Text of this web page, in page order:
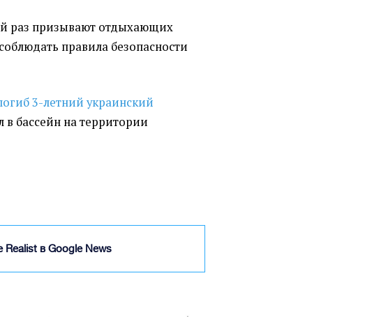
раз призывают отдыхающих
правила безопасности
3-летний украинский
в бассейн на территории
Realist в Google News